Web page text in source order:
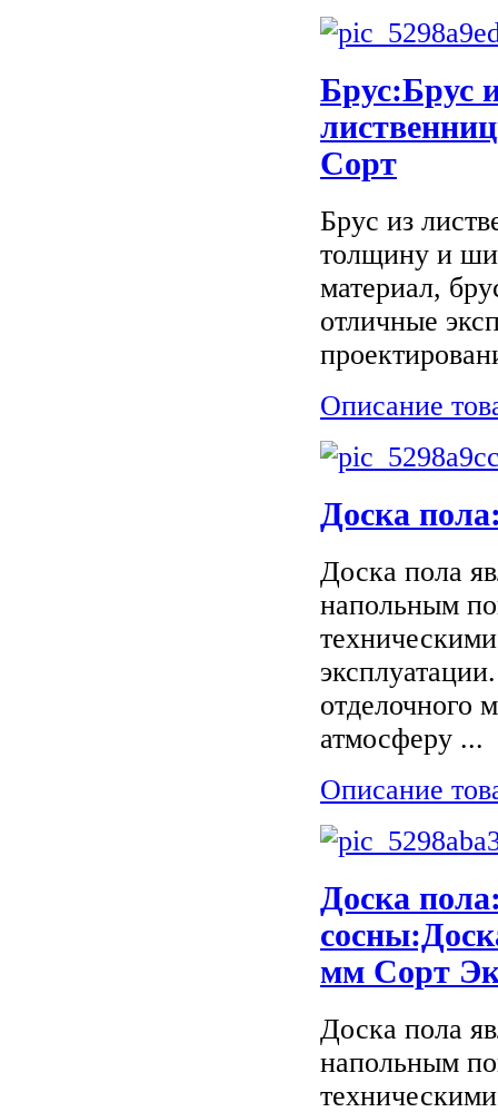
Брус:Брус
Сорт
Брус из
толщину и
материал,
отличные
Описание
Доска
Доска пола
напольным
отделочного
атмосферу ...
Описание
Доска
мм Сорт
Доска пола
напольным